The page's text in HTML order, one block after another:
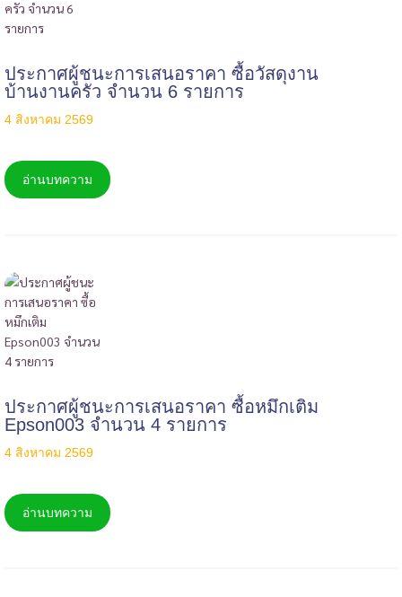
ประกาศผู้ชนะการเสนอราคา ซื้อวัสดุงาน
บ้านงานครัว จำนวน 6 รายการ
4 สิงหาคม 2569
อ่านบทความ
ประกาศผู้ชนะการเสนอราคา ซื้อหมึกเติม
Epson003 จำนวน 4 รายการ
4 สิงหาคม 2569
อ่านบทความ